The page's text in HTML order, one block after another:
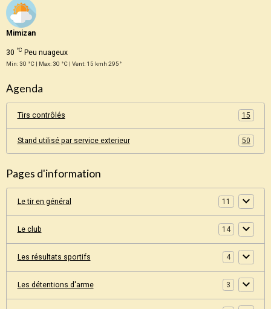
Mimizan
30 °C Peu nuageux
Min: 30 °C | Max: 30 °C | Vent: 15 kmh 295°
Agenda
Tirs contrôlés 15
Stand utilisé par service exterieur 50
Pages d'information
Le tir en général 11
Le club 14
Les résultats sportifs 4
Les détentions d'arme 3